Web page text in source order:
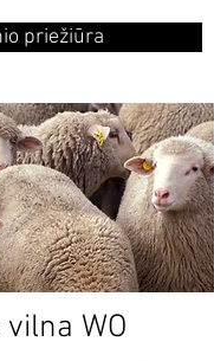
priežiūra
vilna WO